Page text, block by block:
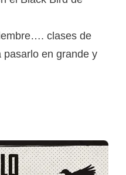
clases de
en grande y